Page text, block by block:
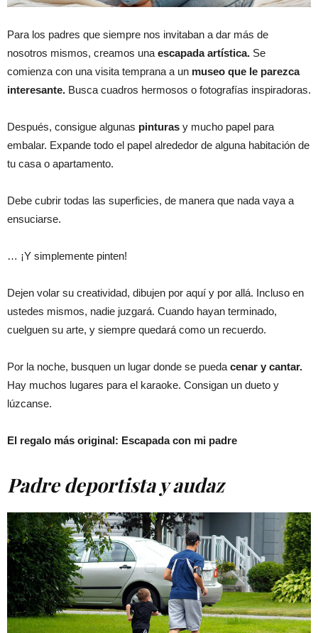
Para los padres que siempre nos invitaban a dar más de
nosotros mismos, creamos una escapada artística. Se
comienza con una visita temprana a un museo que le parezca
interesante. Busca cuadros hermosos o fotografías inspiradoras.
Después, consigue algunas pinturas y mucho papel para
embalar. Expande todo el papel alrededor de alguna habitación de
tu casa o apartamento.
Debe cubrir todas las superficies, de manera que nada vaya a
ensuciarse.
… ¡Y simplemente pinten!
Dejen volar su creatividad, dibujen por aquí y por allá. Incluso en
ustedes mismos, nadie juzgará. Cuando hayan terminado,
cuelguen su arte, y siempre quedará como un recuerdo.
Por la noche, busquen un lugar donde se pueda cenar y cantar.
Hay muchos lugares para el karaoke. Consigan un dueto y
lúzcanse.
El regalo más original: Escapada con mi padre
Padre deportista y audaz